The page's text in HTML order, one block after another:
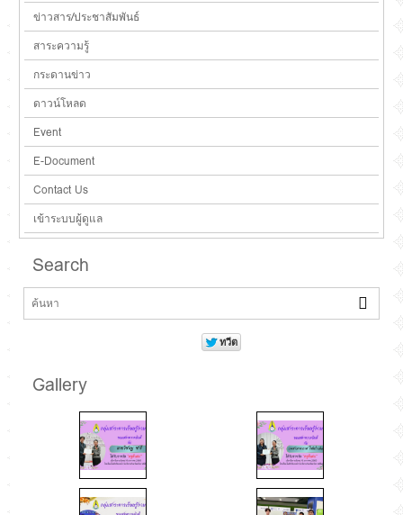
ข่าวสาร/ประชาสัมพันธ์
สาระความรู้
กระดานข่าว
ดาวน์โหลด
Event
E-Document
Contact Us
เข้าระบบผู้ดูแล
Search
Gallery